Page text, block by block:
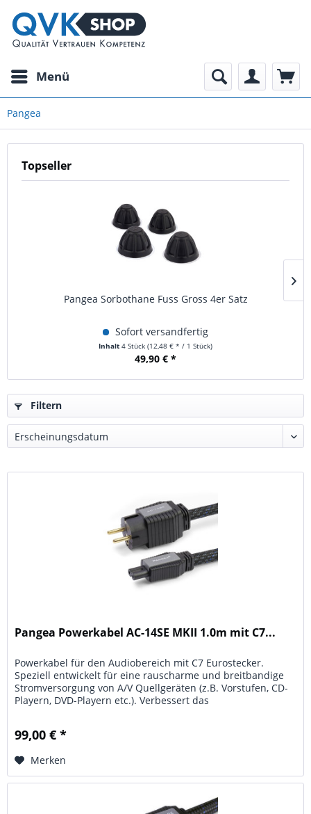
Menü
Pangea
Topseller
Pangea Sorbothane Fuss Gross 4er Satz
Sofort versandfertig
Inhalt 4 Stück (12,48 € * / 1 Stück)
49,90 € *
Filtern
Pangea Powerkabel AC-14SE MKII 1.0m mit C7...
Powerkabel für den Audiobereich mit C7 Eurostecker.
Speziell entwickelt für eine rauscharme und breitbandige
Stromversorgung von A/V Quellgeräten (z.B. Vorstufen, CD-
Playern, DVD-Playern etc.). Verbessert das
99,00 € *
Merken